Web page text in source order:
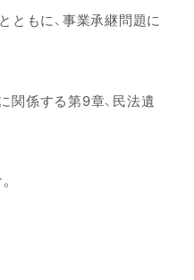
ともに、事業承継問題に
関係する第9章、民法遺